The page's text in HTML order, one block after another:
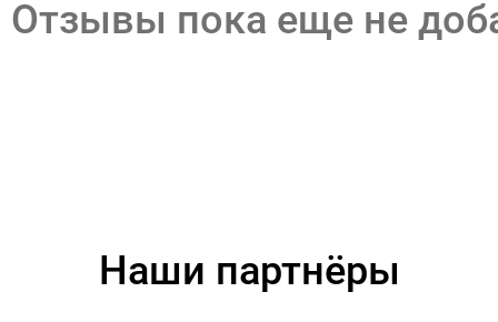
Отзывы пока еще не
Наши партнёры